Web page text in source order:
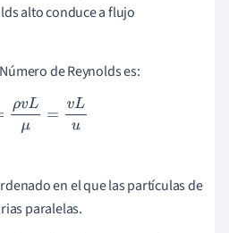
alto conduce a flujo
de Reynolds es:
=ρvLμ= vL u
en el que las partículas de
paralelas.